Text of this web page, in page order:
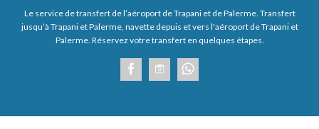
Le service de transfert de l’aéroport de Trapani et de Palerme. Transfert
jusqu’à Trapani et Palerme, navette depuis et vers l'aéroport de Trapani et
Palerme. Réservez votre transfert en quelques étapes.